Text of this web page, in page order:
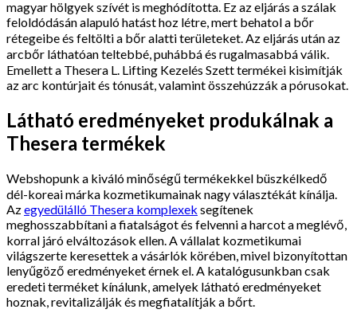
magyar hölgyek szívét is meghódította. Ez az eljárás a szálak
feloldódásán alapuló hatást hoz létre, mert behatol a bőr
rétegeibe és feltölti a bőr alatti területeket. Az eljárás után az
arcbőr láthatóan teltebbé, puhábbá és rugalmasabbá válik.
Emellett a Thesera L. Lifting Kezelés Szett termékei kisimítják
az arc kontúrjait és tónusát, valamint összehúzzák a pórusokat.
Látható eredményeket produkálnak a
Thesera termékek
Webshopunk a kiváló minőségű termékekkel büszkélkedő
dél-koreai márka kozmetikumainak nagy választékát kínálja.
Azegyedülálló Thesera komplexek segítenek
meghosszabbítani a fiatalságot és felvenni a harcot a meglévő,
korral járó elváltozások ellen. A vállalat kozmetikumai
világszerte keresettek a vásárlók körében, mivel bizonyítottan
lenyűgöző eredményeket érnek el. A katalógusunkban csak
eredeti terméket kínálunk, amelyek látható eredményeket
hoznak, revitalizálják és megfiatalítják a bőrt.